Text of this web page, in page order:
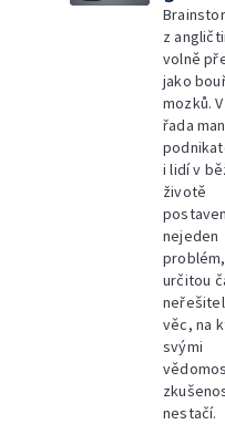
z
volně
jako
mozků.
řada
i lidí v
životě
nejeden
určitou
věc, na
svými
nestačí.